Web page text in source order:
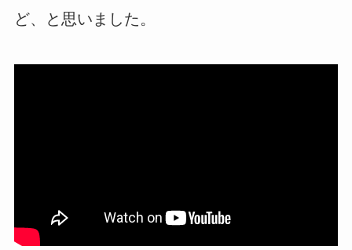
ど、と思いました。